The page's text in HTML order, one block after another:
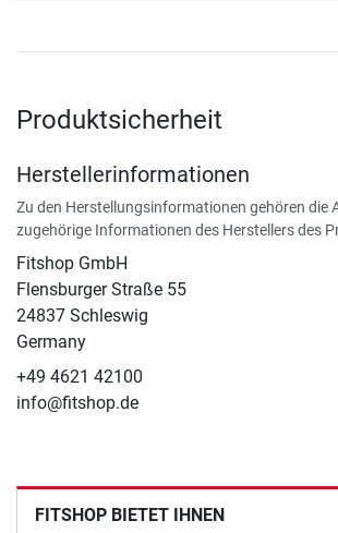
Produktsicherheit
Herstellerinformationen
Zu den Herstellungsinformationen gehören die
zugehörige Informationen des Herstellers des
Fitshop GmbH
Flensburger Straße 55
24837 Schleswig
Germany
+49 4621 42100
info@fitshop.de
FITSHOP BIETET IHNEN